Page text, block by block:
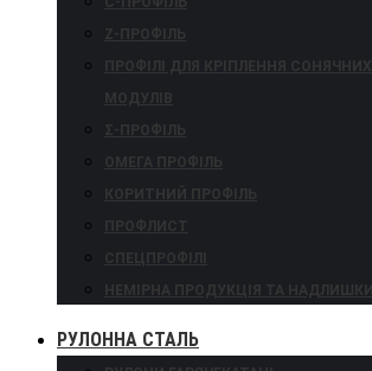
Z-ПРОФІЛЬ
ПРОФІЛІ ДЛЯ КРІПЛЕННЯ СОНЯЧНИХ
МОДУЛІВ
Σ-ПРОФІЛЬ
ОМЕГА ПРОФІЛЬ
КОРИТНИЙ ПРОФІЛЬ
ПРОФЛИСТ
СПЕЦПРОФІЛІ
НЕМІРНА ПРОДУКЦІЯ ТА НАДЛИШКИ
РУЛОННА СТАЛЬ